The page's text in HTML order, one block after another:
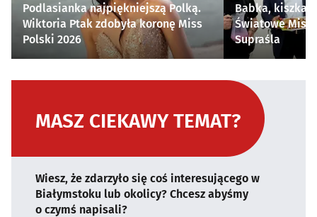
Podlasianka najpiękniejszą Polką.
Wiktoria Ptak zdobyła koronę Miss
Polski 2026
Babka, kiszka i
Światowe
Supraśla
MASZ CIEKAWY TEMAT?
Wiesz, że zdarzyło się coś interesującego w
Białymstoku lub okolicy? Chcesz abyśmy
o czymś napisali?